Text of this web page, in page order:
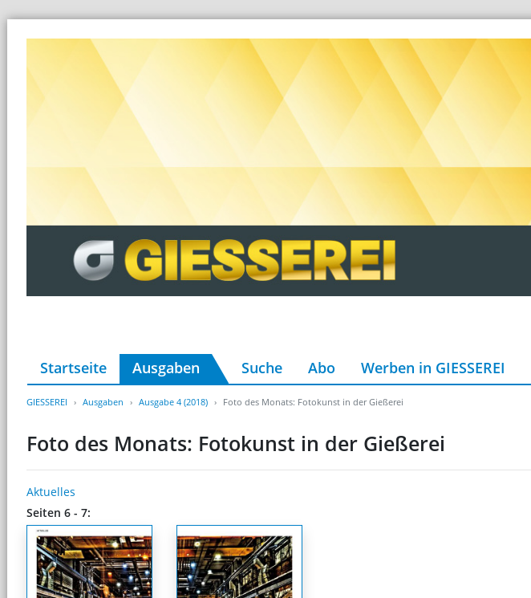
Startseite Ausgaben Suche Abo Werben in GIESSEREI
GIESSEREI Ausgaben Ausgabe 4 (2018) Foto des Monats: Fotokunst in der Gießerei
Foto des Monats: Fotokunst in der Gießerei
Aktuelles
Seiten 6 - 7: